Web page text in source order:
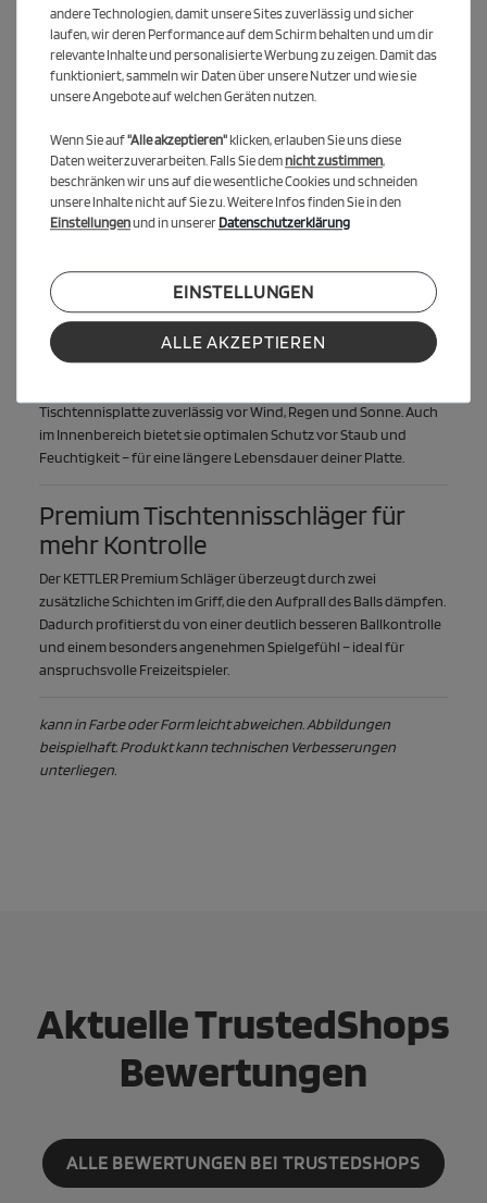
Sparpaket Cover + Premium
Sichere dir hochwertigen Schutz und beste Spieleigenschaften
in einem Set – bestehend aus der KETTLER Abdeckhaube und
unserem Premium Tischtennisschläger.
Das ist im Set enthalten
1x KETTLER Abdeckhaube PREMIUM (wahlweise grau oder
schwarz)
Hochwertige Abdeckhaube für
Tischtennisplatten
Die KETTLER Abdeckhaube PREMIUM besteht aus
Tischtennisplatte zuverlässig vor Wind, Regen und Sonne. Auch
im Innenbereich bietet sie optimalen Schutz vor Staub und
Feuchtigkeit – für eine längere Lebensdauer deiner Platte.
Premium Tischtennisschläger für
mehr Kontrolle
Der KETTLER Premium Schläger überzeugt durch zwei
zusätzliche Schichten im Griff, die den Aufprall des Balls dämpfen.
Dadurch profitierst du von einer deutlich besseren Ballkontrolle
und einem besonders angenehmen Spielgefühl – ideal für
anspruchsvolle Freizeitspieler.
kann in Farbe oder Form leicht abweichen. Abbildungen
beispielhaft. Produkt kann technischen Verbesserungen
unterliegen.
Aktuelle TrustedShops
Bewertungen
ALLE BEWERTUNGEN BEI TRUSTEDSHOPS
andere Technologien, damit unsere Sites zuverlässig und sicher
laufen, wir deren Performance auf dem Schirm behalten und um dir
relevante Inhalte und personalisierte Werbung zu zeigen. Damit das
funktioniert, sammeln wir Daten über unsere Nutzer und wie sie
unsere Angebote auf welchen Geräten nutzen.
Wenn Sie auf"Alle akzeptieren"klicken, erlauben Sie uns diese
Daten weiterzuverarbeiten. Falls Sie demnicht zustimmen,
beschränken wir uns auf die wesentliche Cookies und schneiden
unsere Inhalte nicht auf Sie zu. Weitere Infos finden Sie in den
Einstellungenund in unsererDatenschutzerklärung
EINSTELLUNGEN
ALLE AKZEPTIEREN